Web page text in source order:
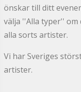
önskar till ditt
välja ''Alla typer''
alla sorts artister.
Vi har Sveriges
artister.